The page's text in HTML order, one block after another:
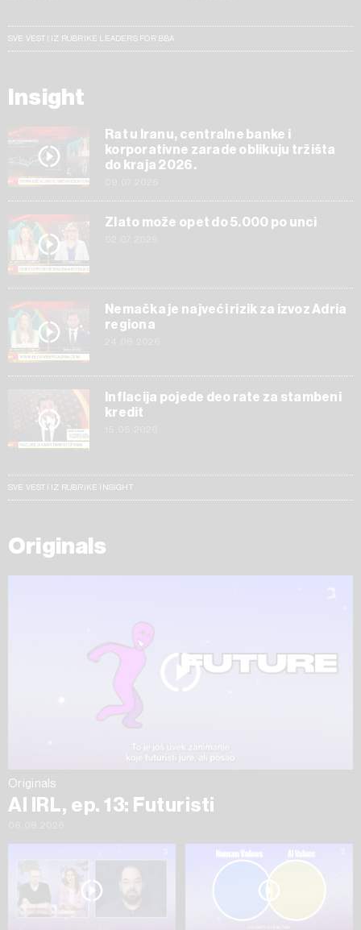
SVE VESTI IZ RUBRIKE LEADERS FOR BBA
Insight
Rat u Iranu, centralne banke i
korporativne zarade oblikuju tržišta
do kraja 2026.
Zlato može opet do 5.000 po unci
Nemačka je najveći rizik za izvoz Adria
regiona
Inflacija pojede deo rate za stambeni
kredit
SVE VESTI IZ RUBRIKE INSIGHT
Originals
Originals
AI IRL, ep. 13: Futuristi